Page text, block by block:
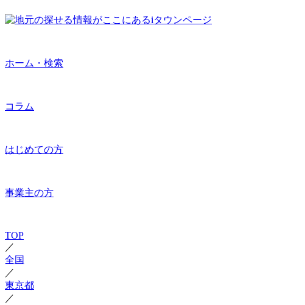
ホーム・検索
コラム
はじめての方
事業主の方
TOP
／
全国
／
東京都
／